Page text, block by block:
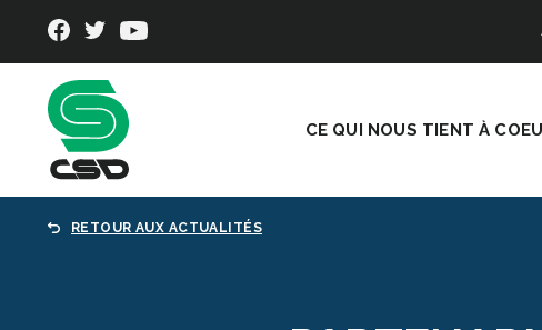
CE QUI NOUS TIENT À
RETOUR AUX ACTUALITÉS